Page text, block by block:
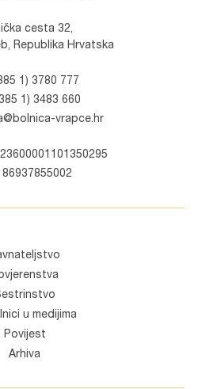
cesta 32,
Republika Hrvatska
1) 3780 777
1) 3483 660
vrapce.hr
86937855002
u medijima
Povijest
Arhiva